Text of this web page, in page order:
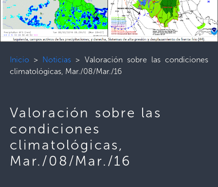
Inicio > Noticias > Valoración sobre las condiciones
climatológicas, Mar./08/Mar./16
Valoración sobre las
condiciones
climatológicas,
Mar./08/Mar./16